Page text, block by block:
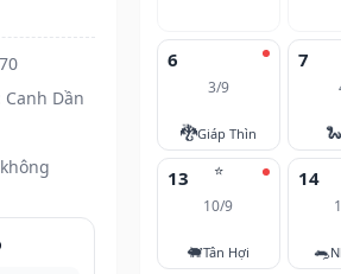
Dần
6
3/9
🐉Giáp Thìn
7
🐍
⭐
13
10/9
🐖Tân Hợi
14
🐀